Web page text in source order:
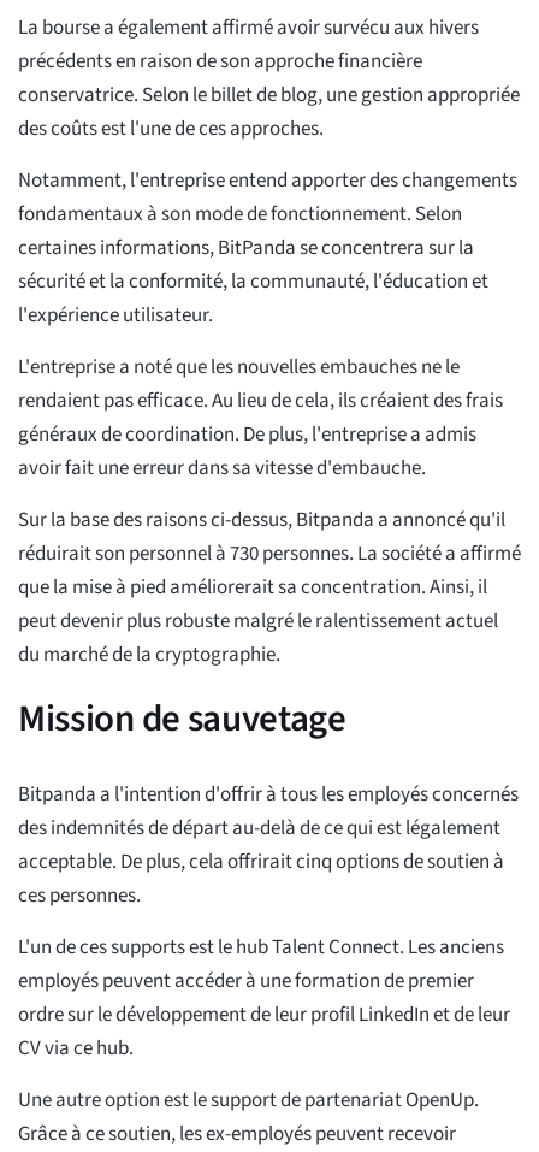
La bourse a également affirmé avoir survécu aux hivers
précédents en raison de son approche financière
conservatrice. Selon le billet de blog, une gestion appropriée
des coûts est l'une de ces approches.
Notamment, l'entreprise entend apporter des changements
fondamentaux à son mode de fonctionnement. Selon
certaines informations, BitPanda se concentrera sur la
sécurité et la conformité, la communauté, l'éducation et
l'expérience utilisateur.
L'entreprise a noté que les nouvelles embauches ne le
rendaient pas efficace. Au lieu de cela, ils créaient des frais
généraux de coordination. De plus, l'entreprise a admis
avoir fait une erreur dans sa vitesse d'embauche.
Sur la base des raisons ci-dessus, Bitpanda a annoncé qu'il
réduirait son personnel à 730 personnes. La société a affirmé
que la mise à pied améliorerait sa concentration. Ainsi, il
peut devenir plus robuste malgré le ralentissement actuel
du marché de la cryptographie.
Mission de sauvetage
Bitpanda a l'intention d'offrir à tous les employés concernés
des indemnités de départ au-delà de ce qui est légalement
acceptable. De plus, cela offrirait cinq options de soutien à
ces personnes.
L'un de ces supports est le hub Talent Connect. Les anciens
employés peuvent accéder à une formation de premier
ordre sur le développement de leur profil LinkedIn et de leur
CV via ce hub.
Une autre option est le support de partenariat OpenUp.
Grâce à ce soutien, les ex-employés peuvent recevoir